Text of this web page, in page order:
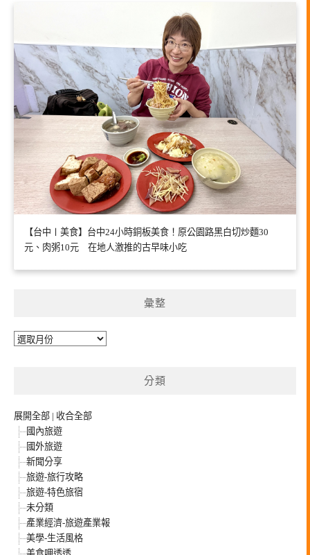
【台中〡美食】台中24小時銅板美食！原公園路黑白切炒麵30
元、肉粥10元 在地人激推的古早味小吃
彙整
彙
分類
展開全部 | 收合全部
國內旅遊
國外旅遊
新聞分享
旅遊-旅行攻略
旅遊-特色旅宿
未分類
產業經濟-旅遊產業報
美學-生活風格